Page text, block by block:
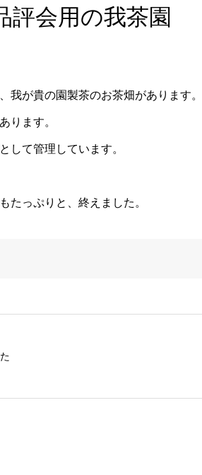
評会用の我茶園
我が貴の園製茶のお茶畑があります。
ります。
して管理しています。
たっぷりと、終えました。